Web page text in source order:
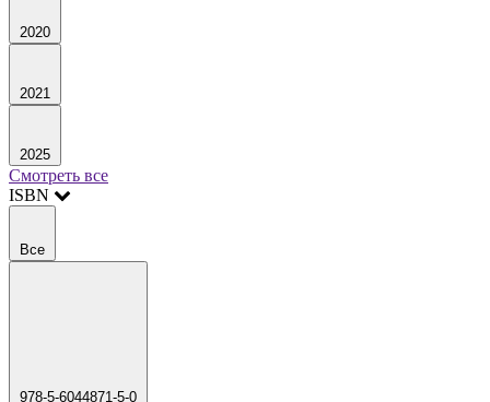
2020
2021
2025
Смотреть все
ISBN
Все
978-5-6044871-5-0